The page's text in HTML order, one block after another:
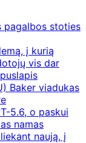
pagalbos stoties
į kurią
vis dar
Baker viadukas
5.6, o paskui
namas
naują, į